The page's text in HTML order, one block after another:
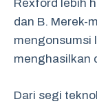
Rexford lebih
dan B. Merek-
mengonsumsi
menghasilkan
Dari segi